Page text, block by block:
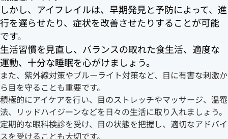
しかし、アイフレイルは、早期発見と予防によって、進
行を遅らせたり、症状を改善させたりすることが可能
です。
生活習慣を見直し、バランスの取れた食生活、適度な
運動、十分な睡眠を心がけましょう。
また、紫外線対策やブルーライト対策など、目に有害な刺激か
ら目を守ることも重要です。
積極的にアイケアを行い、目のストレッチやマッサージ、温罨
法、リッドハイジーンなどを日々の生活に取り入れましょう。
定期的な眼科検診を受け、目の状態を把握し、適切なアドバイ
スを受けることも大切です。